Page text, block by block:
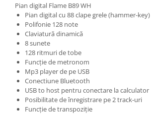
Pian digital Flame B89 WH
Pian digital cu 88 clape grele (hammer-key)
Polifonie 128 note
Claviatură dinamică
8 sunete
128 ritmuri de tobe
Funcție de metronom
Mp3 player de pe USB
Conectiune Bluetooth
USB to host pentru conectare la calculator
Posibilitate de înregistrare pe 2 track-uri
Funcție de transpoziție